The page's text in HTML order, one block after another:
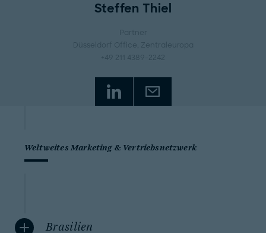
Steffen Thiel
Partner
Düsseldorf Office
, Zentraleuropa
+49 211 4389-2242
Weltweites Marketing & Vertriebsnetzwerk
Brasilien